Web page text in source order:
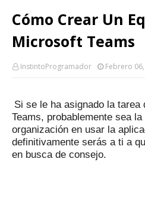
Cómo Crear Un
Microsoft Teams
InstintoProgramador Febrero
Si se le ha asignado la
Teams, probablemente sea
organización en usar la
definitivamente serás a ti a
en busca de consejo.